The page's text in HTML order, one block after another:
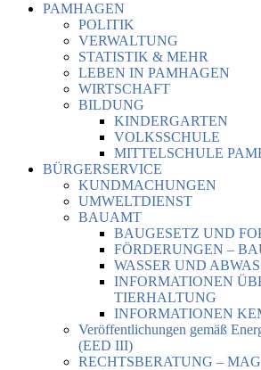
PAMHAGEN
POLITIK
VERWALTUNG
STATISTIK & MEHR
LEBEN IN PAMHAGEN
WIRTSCHAFT
BILDUNG
KINDERGARTEN
VOLKSSCHULE
MITTELSCHULE
BÜRGERSERVICE
KUNDMACHUNGEN
UMWELTDIENST
BAUAMT
BAUGESETZ UND
FÖRDERUNGEN –
WASSER UND
INFORMATIONEN
TIERHALTUNG
INFORMATIONEN
Veröffentlichungen gemäß
(EED III)
RECHTSBERATUNG –